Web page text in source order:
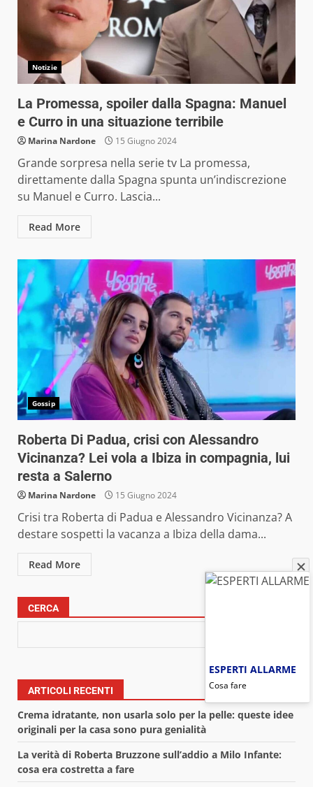
Notizie
La Promessa, spoiler dalla Spagna: Manuel
e Curro in una situazione terribile
Marina Nardone 15 Giugno 2024
Grande sorpresa nella serie tv La promessa,
direttamente dalla Spagna spunta un’indiscrezione
su Manuel e Curro. Lascia...
Read More
Gossip
Roberta Di Padua, crisi con Alessandro
Vicinanza? Lei vola a Ibiza in compagnia, lui
resta a Salerno
Marina Nardone 15 Giugno 2024
Crisi tra Roberta di Padua e Alessandro Vicinanza? A
destare sospetti la vacanza a Ibiza della dama...
Read More
CERCA
ARTICOLI RECENTI
Crema idratante, non usarla solo per la pelle: queste idee
originali per la casa sono pura genialità
La verità di Roberta Bruzzone sull’addio a Milo Infante:
cosa era costretta a fare
ESPERTI ALLARME
Cosa fare